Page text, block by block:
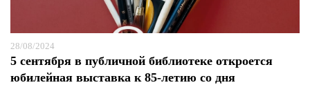
28/08/2024
5 сентября в публичной библиотеке откроется
юбилейная выставка к 85-летию со дня